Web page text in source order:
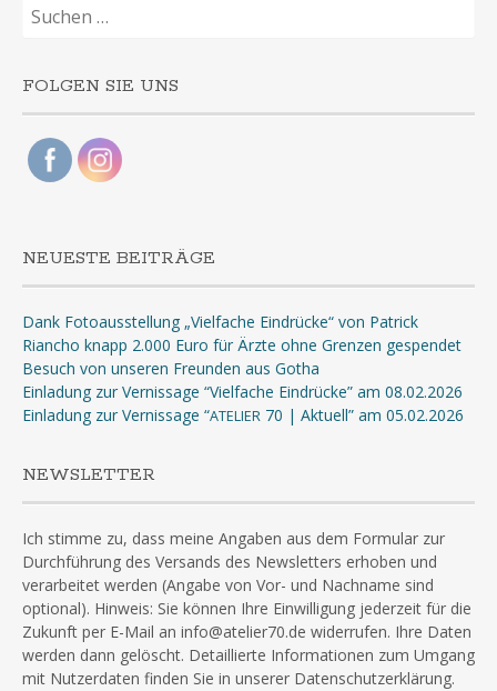
nach:
FOLGEN SIE UNS
NEUESTE BEITRÄGE
Dank Fotoausstellung „Vielfache Eindrücke“ von Patrick
Riancho knapp 2.000 Euro für Ärzte ohne Grenzen gespendet
Besuch von unseren Freunden aus Gotha
Einladung zur Vernissage “Vielfache Eindrücke” am 08.02.2026
Einladung zur Vernissage “ATELIER 70 | Aktuell” am 05.02.2026
NEWSLETTER
Ich stimme zu, dass meine Angaben aus dem Formular zur
Durchführung des Versands des Newsletters erhoben und
verarbeitet werden (Angabe von Vor- und Nachname sind
optional). Hinweis: Sie können Ihre Einwilligung jederzeit für die
Zukunft per E-Mail an info@atelier70.de widerrufen. Ihre Daten
werden dann gelöscht. Detaillierte Informationen zum Umgang
mit Nutzerdaten finden Sie in unserer Datenschutzerklärung.